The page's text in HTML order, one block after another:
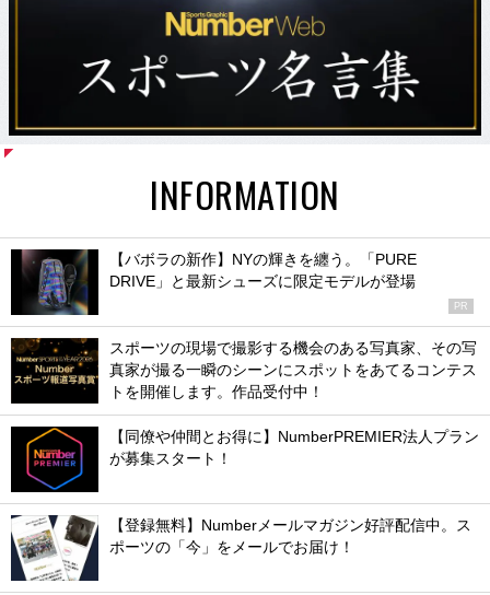
INFORMATION
【バボラの新作】NYの輝きを纏う。「PURE
DRIVE」と最新シューズに限定モデルが登場
PR
スポーツの現場で撮影する機会のある写真家、その写
真家が撮る一瞬のシーンにスポットをあてるコンテス
トを開催します。作品受付中！
【同僚や仲間とお得に】NumberPREMIER法人プラン
が募集スタート！
【登録無料】Numberメールマガジン好評配信中。ス
ポーツの「今」をメールでお届け！